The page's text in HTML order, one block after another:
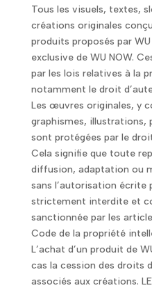
Tous les visuels, textes,
créations originales
produits proposés par
exclusive de WU NOW.
par les lois relatives à la
notamment le droit
Les œuvres originales, y
graphismes, illustrations,
sont protégées par le
Cela signifie que toute
diffusion, adaptation ou
sans l’autorisation écrite
strictement interdite et
sanctionnée par les
Code de la propriété
L’achat d’un produit de
cas la cession des droits
associés aux créations.